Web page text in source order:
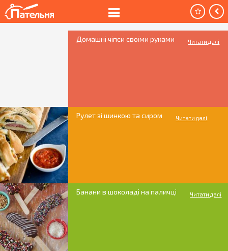
Домашні чіпси своїми руками Читати далі
Рулет зі шинкою та сиром Читати далі
Банани в шоколаді на паличці Читати далі